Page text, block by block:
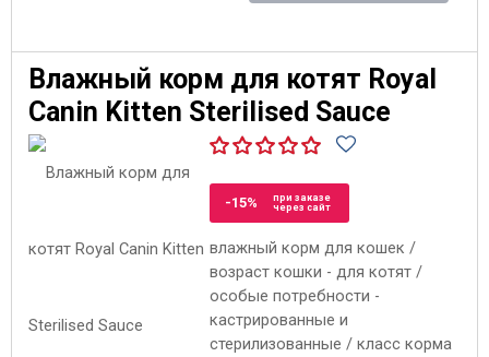
Влажный корм для котят Royal
Canin Kitten Sterilised Sauce
-15%
при заказе
через сайт
влажный корм для кошек /
возраст кошки - для котят /
особые потребности -
кастрированные и
стерилизованные / класс корма